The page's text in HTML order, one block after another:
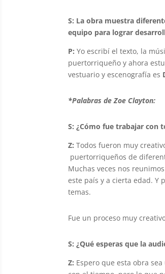
S: La obra muestra
equipo para lograr
P: Yo escribí el texto, la
puertorriqueño y ahora
vestuario y escenografía es
*Palabras de Zoe Clayton:
S: ¿Cómo fue trabajar con
Z:Todos fueron muy
puertorriqueños de
Muchas veces nos
este país y a cierta edad.
temas.
Fue un proceso muy
S: ¿Qué esperas que la
Z: Espero que esta obra